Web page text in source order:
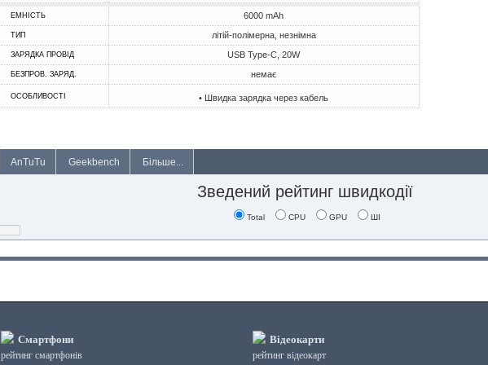
ЕМНІСТЬ 6000 mAh
ТИП літій-полімерна, незнімна
ЗАРЯДКА ПРОВІД USB Type-C, 20W
БЕЗПРОВ. ЗАРЯД. немає
ОСОБЛИВОСТІ • Швидка зарядка через кабель
AnTuTu Geekbench Більше...
Зведений рейтинг швидкодії
Total CPU GPU ШІ
Смартфони
рейтинг смартфонів
Відеокарти
рейтинг відеокарт